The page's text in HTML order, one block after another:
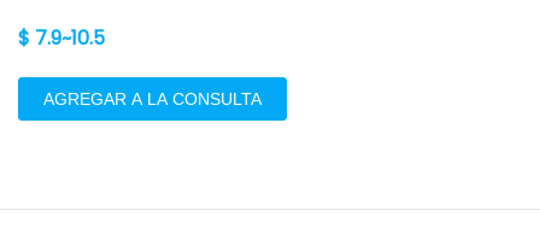
$ 7.9~10.5
AGREGAR A LA CONSULTA